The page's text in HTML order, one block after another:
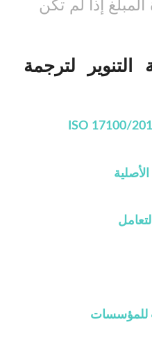
إذا لم تكن
التنوير لترجمة
للمؤسسات